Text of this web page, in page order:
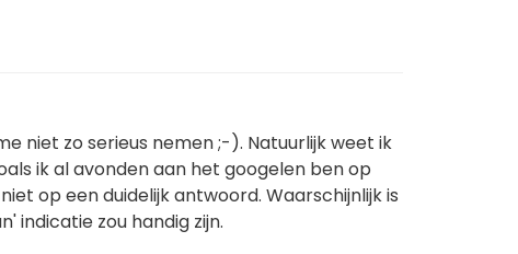
niet zo serieus nemen ;-). Natuurlijk weet ik
ik al avonden aan het googelen ben op
op een duidelijk antwoord. Waarschijnlijk is
indicatie zou handig zijn.